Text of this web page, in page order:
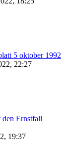
5 oktober 1992
22:27
Ernstfall
19:37